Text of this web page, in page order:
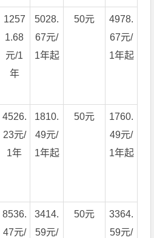
1257
1.68
元/1
年
5028.
67元/
1年起
50元
4978.
67元/
1年起
4526.
23元/
1年
1810.
49元/
1年起
50元
1760.
49元/
1年起
8536.
47元/
3414.
59元/
50元
3364.
59元/